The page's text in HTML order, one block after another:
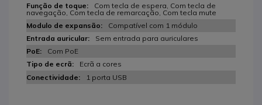
Com tecla de espera, Com tecla de
navegação, Com tecla de remarcação, Com tecla mute
Compatível com 1 módulo
Sem entrada para auriculares
Com PoE
Ecrã a cores
1 porta USB